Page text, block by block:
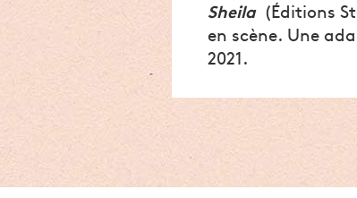
Sheila(Éditions
en scène. Une
2021.